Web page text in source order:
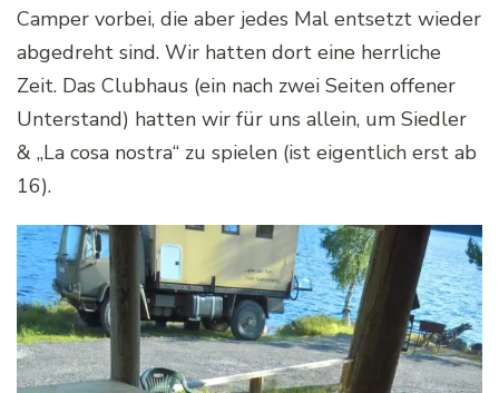
Camper vorbei, die aber jedes Mal entsetzt wieder
abgedreht sind. Wir hatten dort eine herrliche
Zeit. Das Clubhaus (ein nach zwei Seiten offener
Unterstand) hatten wir für uns allein, um Siedler
& „La cosa nostra“ zu spielen (ist eigentlich erst ab
16).